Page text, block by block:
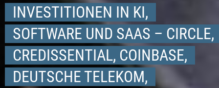
INVESTITIONEN IN KI,
SOFTWARE UND SAAS – CIRCLE,
CREDISSENTIAL, COINBASE,
DEUTSCHE TELEKOM,